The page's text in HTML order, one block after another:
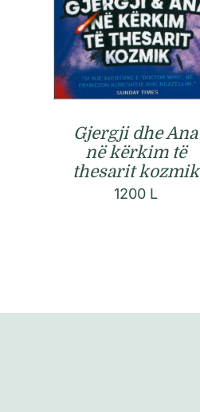
Gjergji dhe Ana
në kërkim të
thesarit kozmik
1200 L